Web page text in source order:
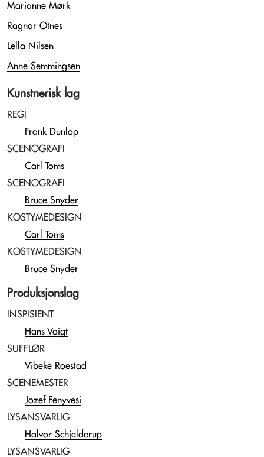
Marianne Mørk
Ragnar Otnes
Lella Nilsen
Anne Semmingsen
Kunstnerisk lag
REGI
Frank Dunlop
SCENOGRAFI
Carl Toms
SCENOGRAFI
Bruce Snyder
KOSTYMEDESIGN
Carl Toms
KOSTYMEDESIGN
Bruce Snyder
Produksjonslag
INSPISIENT
Hans Voigt
SUFFLØR
Vibeke Roestad
SCENEMESTER
Jozef Fenyvesi
LYSANSVARLIG
Halvor Schjelderup
LYSANSVARLIG